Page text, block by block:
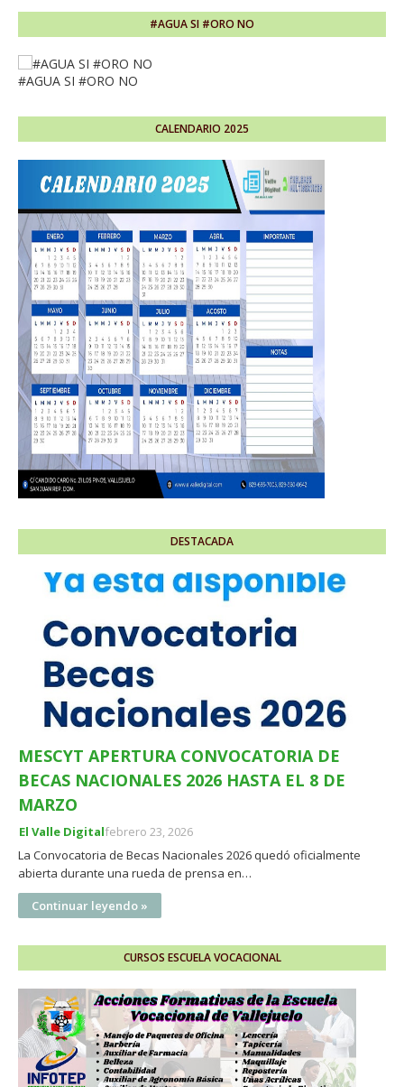
#AGUA SI #ORO NO
#AGUA SI #ORO NO
CALENDARIO 2025
DESTACADA
MESCYT APERTURA CONVOCATORIA DE
BECAS NACIONALES 2026 HASTA EL 8 DE
MARZO
El Valle Digitalfebrero 23, 2026
La Convocatoria de Becas Nacionales 2026 quedó oficialmente
abierta durante una rueda de prensa en…
Continuar leyendo »
CURSOS ESCUELA VOCACIONAL